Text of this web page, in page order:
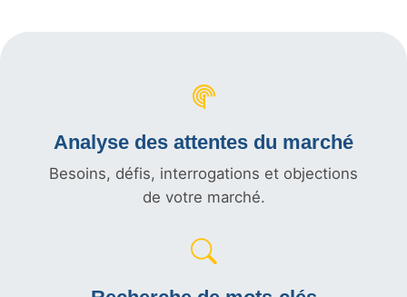
Analyse des attentes du marché
Besoins, défis, interrogations et objections
de votre marché.